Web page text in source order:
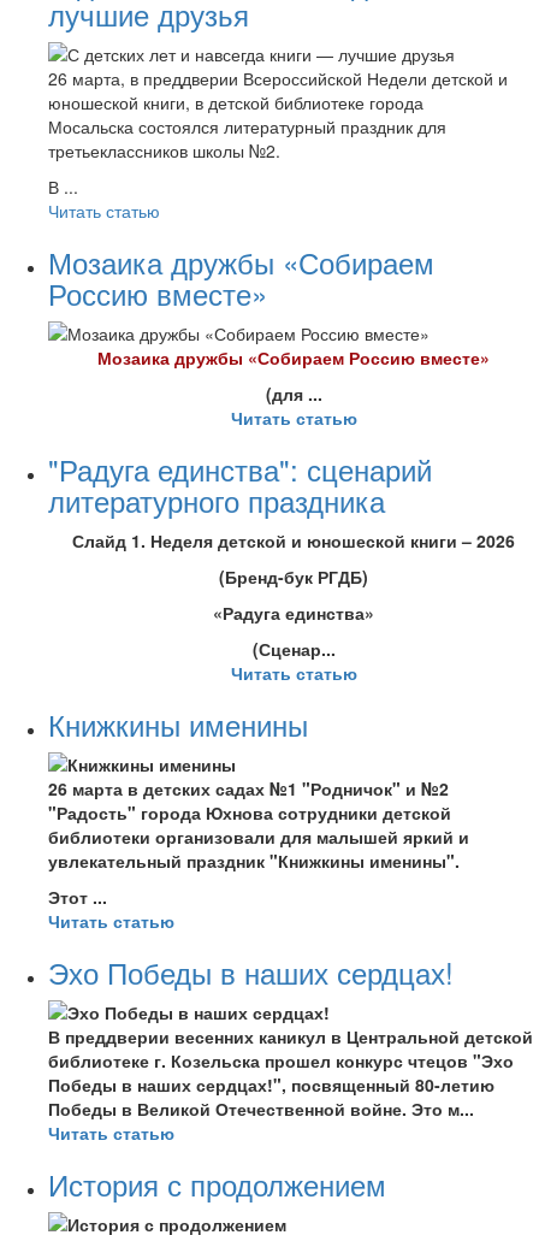
лучшие друзья
26 марта, в преддверии Всероссийской Недели детской и
юношеской книги, в детской библиотеке города
Мосальска состоялся литературный праздник для
третьеклассников школы №2.
В ...
Читать статью
Мозаика дружбы «Собираем
Россию вместе»
Мозаика дружбы «Собираем Россию вместе»
(для ...
Читать статью
"Радуга единства": сценарий
литературного праздника
Слайд 1. Неделя детской и юношеской книги – 2026
(Бренд-бук РГДБ)
«Радуга единства»
(Сценар...
Читать статью
Книжкины именины
26 марта в детских садах №1 "Родничок" и №2
"Радость" города Юхнова сотрудники детской
библиотеки организовали для малышей яркий и
увлекательный праздник "Книжкины именины".
Этот ...
Читать статью
Эхо Победы в наших сердцах!
В преддверии весенних каникул в Центральной детской
библиотеке г. Козельска прошел конкурс чтецов "Эхо
Победы в наших сердцах!", посвященный 80-летию
Победы в Великой Отечественной войне. Это м...
Читать статью
История с продолжением